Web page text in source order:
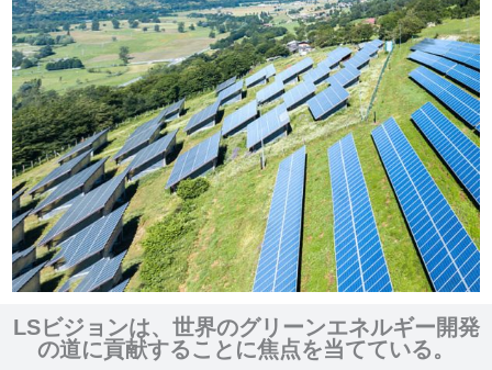
LSビジョンは、世界のグリーンエネルギー開発
の道に貢献することに焦点を当てている。